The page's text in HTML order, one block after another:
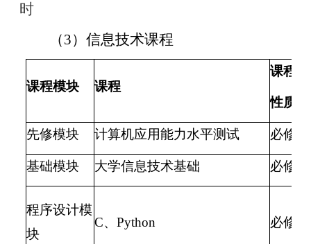
时
（3）信息技术课程
课程模块 课程
课程
性质
先修模块 计算机应用能力水平测试 必修
基础模块 大学信息技术基础 必修
程序设计模
块
C、Python 必修